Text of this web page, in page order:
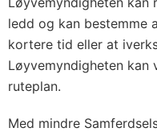
ledd og kan bestemme
kortere tid eller at
Løyvemyndigheten kan
ruteplan.
Med mindre